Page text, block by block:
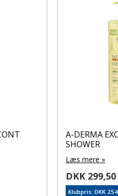
A-DERMA
SHOWER
Læs mere »
DKK 299,50
Klubpris: DKK